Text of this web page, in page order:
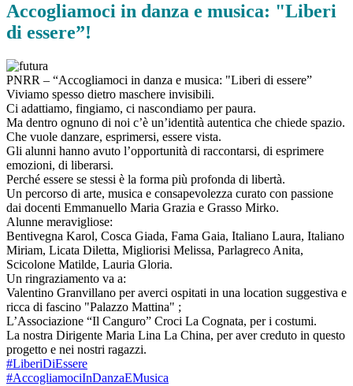
Accogliamoci in danza e musica: "Liberi
di essere”!
PNRR – “Accogliamoci in danza e musica: "Liberi di essere”
Viviamo spesso dietro maschere invisibili.
Ci adattiamo, fingiamo, ci nascondiamo per paura.
Ma dentro ognuno di noi c’è un’identità autentica che chiede spazio.
Che vuole danzare, esprimersi, essere vista.
Gli alunni hanno avuto l’opportunità di raccontarsi, di esprimere
emozioni, di liberarsi.
Perché essere se stessi è la forma più profonda di libertà.
Un percorso di arte, musica e consapevolezza curato con passione
dai docenti Emmanuello Maria Grazia e Grasso Mirko.
Alunne meravigliose:
Bentivegna Karol, Cosca Giada, Fama Gaia, Italiano Laura, Italiano
Miriam, Licata Diletta, Migliorisi Melissa, Parlagreco Anita,
Scicolone Matilde, Lauria Gloria.
Un ringraziamento va a:
Valentino Granvillano per averci ospitati in una location suggestiva e
ricca di fascino "Palazzo Mattina" ;
L’Associazione “Il Canguro” Croci La Cognata, per i costumi.
La nostra Dirigente Maria Lina La China, per aver creduto in questo
progetto e nei nostri ragazzi.
#LiberiDiEssere
#AccogliamociInDanzaEMusica